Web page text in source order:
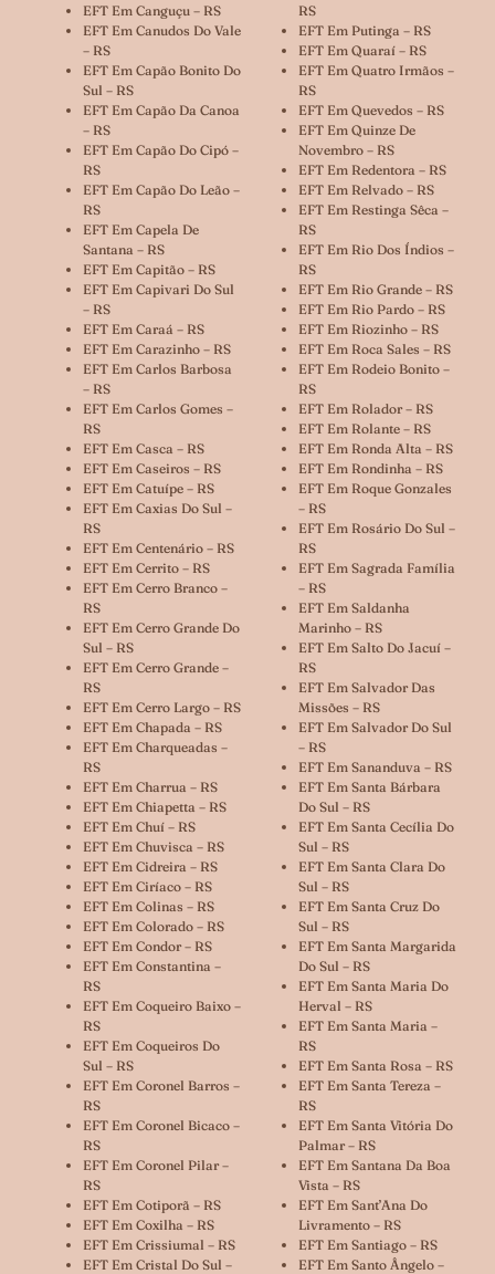
EFT Em Canguçu – RS
EFT Em Canudos Do Vale
– RS
EFT Em Capão Bonito Do
Sul – RS
EFT Em Capão Da Canoa
– RS
EFT Em Capão Do Cipó –
RS
EFT Em Capão Do Leão –
RS
EFT Em Capela De
Santana – RS
EFT Em Capitão – RS
EFT Em Capivari Do Sul
– RS
EFT Em Caraá – RS
EFT Em Carazinho – RS
EFT Em Carlos Barbosa
– RS
EFT Em Carlos Gomes –
RS
EFT Em Casca – RS
EFT Em Caseiros – RS
EFT Em Catuípe – RS
EFT Em Caxias Do Sul –
RS
EFT Em Centenário – RS
EFT Em Cerrito – RS
EFT Em Cerro Branco –
RS
EFT Em Cerro Grande Do
Sul – RS
EFT Em Cerro Grande –
RS
EFT Em Cerro Largo – RS
EFT Em Chapada – RS
EFT Em Charqueadas –
RS
EFT Em Charrua – RS
EFT Em Chiapetta – RS
EFT Em Chuí – RS
EFT Em Chuvisca – RS
EFT Em Cidreira – RS
EFT Em Ciríaco – RS
EFT Em Colinas – RS
EFT Em Colorado – RS
EFT Em Condor – RS
EFT Em Constantina –
RS
EFT Em Coqueiro Baixo –
RS
EFT Em Coqueiros Do
Sul – RS
EFT Em Coronel Barros –
RS
EFT Em Coronel Bicaco –
RS
EFT Em Coronel Pilar –
RS
EFT Em Cotiporã – RS
EFT Em Coxilha – RS
EFT Em Crissiumal – RS
EFT Em Cristal Do Sul –
RS
EFT Em Putinga – RS
EFT Em Quaraí – RS
EFT Em Quatro Irmãos –
RS
EFT Em Quevedos – RS
EFT Em Quinze De
Novembro – RS
EFT Em Redentora – RS
EFT Em Relvado – RS
EFT Em Restinga Sêca –
RS
EFT Em Rio Dos Índios –
RS
EFT Em Rio Grande – RS
EFT Em Rio Pardo – RS
EFT Em Riozinho – RS
EFT Em Roca Sales – RS
EFT Em Rodeio Bonito –
RS
EFT Em Rolador – RS
EFT Em Rolante – RS
EFT Em Ronda Alta – RS
EFT Em Rondinha – RS
EFT Em Roque Gonzales
– RS
EFT Em Rosário Do Sul –
RS
EFT Em Sagrada Família
– RS
EFT Em Saldanha
Marinho – RS
EFT Em Salto Do Jacuí –
RS
EFT Em Salvador Das
Missões – RS
EFT Em Salvador Do Sul
– RS
EFT Em Sananduva – RS
EFT Em Santa Bárbara
Do Sul – RS
EFT Em Santa Cecília Do
Sul – RS
EFT Em Santa Clara Do
Sul – RS
EFT Em Santa Cruz Do
Sul – RS
EFT Em Santa Margarida
Do Sul – RS
EFT Em Santa Maria Do
Herval – RS
EFT Em Santa Maria –
RS
EFT Em Santa Rosa – RS
EFT Em Santa Tereza –
RS
EFT Em Santa Vitória Do
Palmar – RS
EFT Em Santana Da Boa
Vista – RS
EFT Em Sant’Ana Do
Livramento – RS
EFT Em Santiago – RS
EFT Em Santo Ângelo –